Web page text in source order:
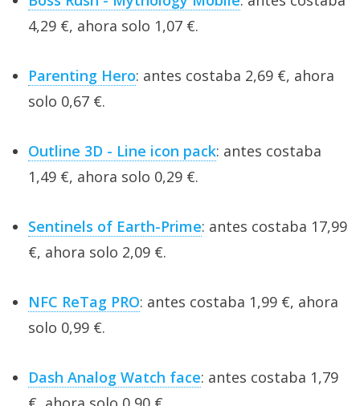
4,29 €, ahora solo 1,07 €.
Parenting Hero: antes costaba 2,69 €, ahora
solo 0,67 €.
Outline 3D - Line icon pack: antes costaba
1,49 €, ahora solo 0,29 €.
Sentinels of Earth-Prime: antes costaba 17,99
€, ahora solo 2,09 €.
NFC ReTag PRO: antes costaba 1,99 €, ahora
solo 0,99 €.
Dash Analog Watch face: antes costaba 1,79